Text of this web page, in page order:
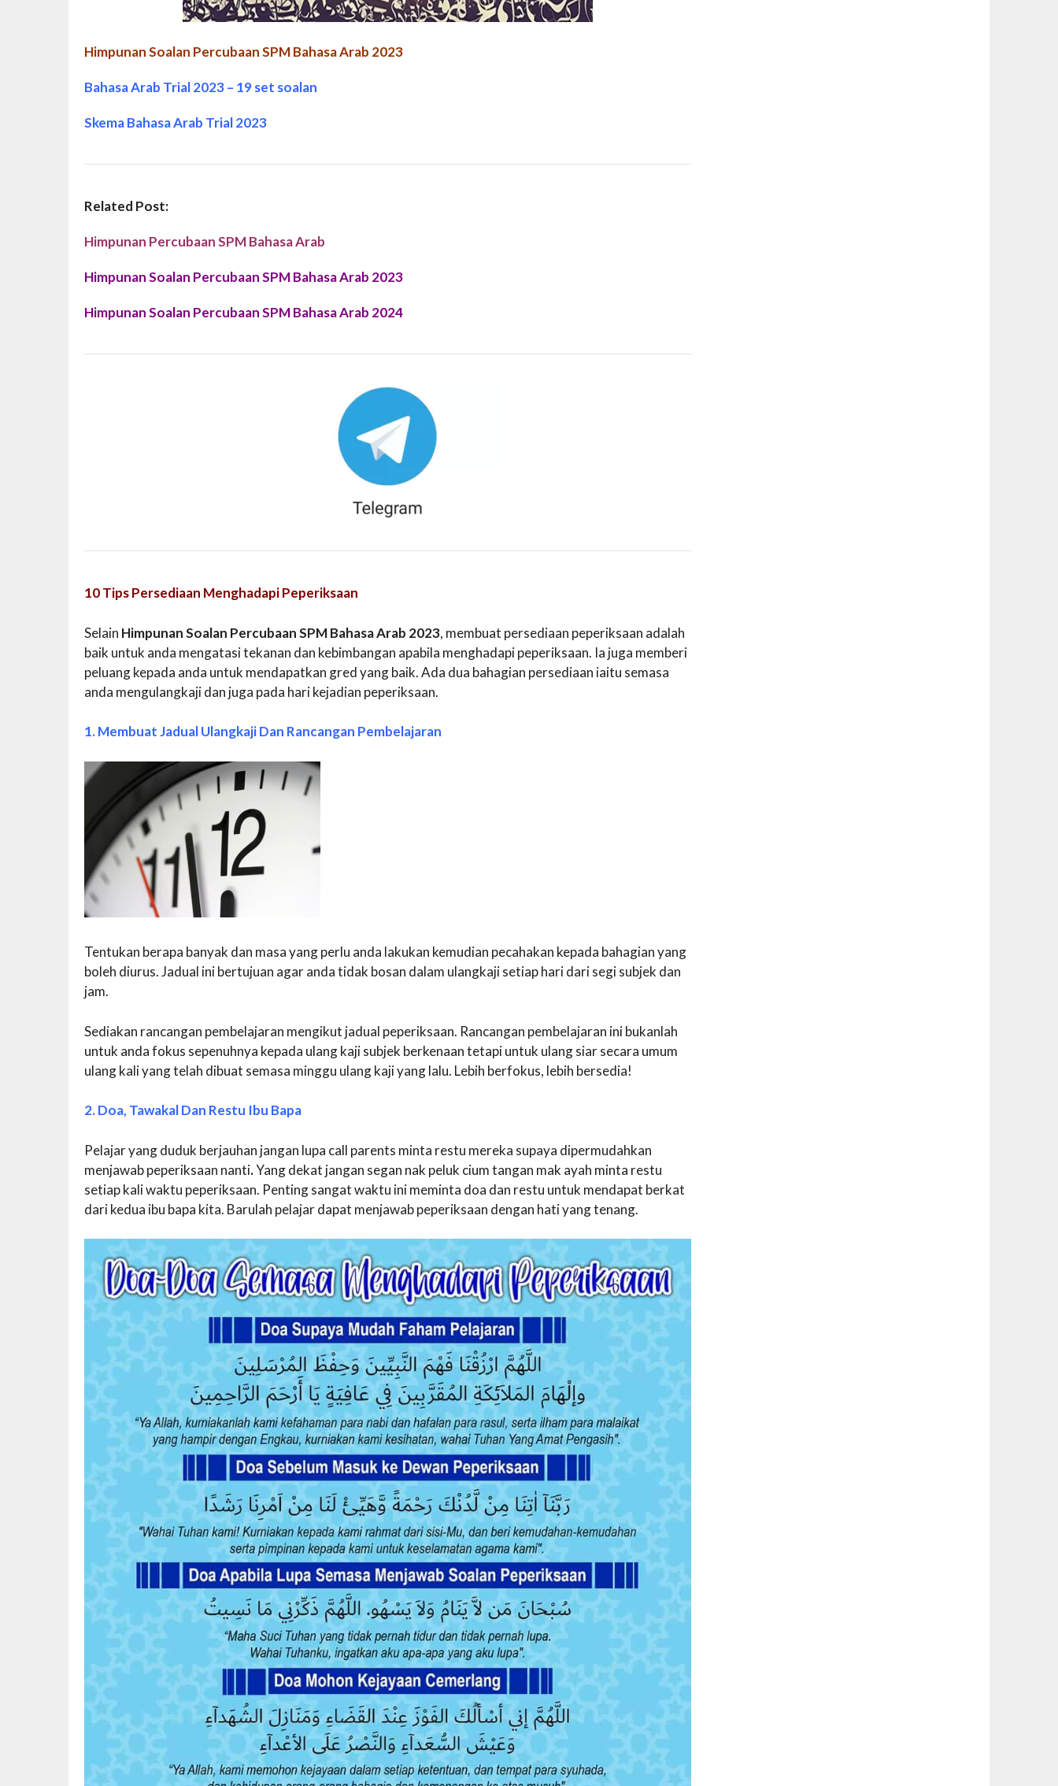
Himpunan Soalan Percubaan SPM Bahasa Arab 2023
Bahasa Arab Trial 2023 – 19 set soalan
Skema Bahasa Arab Trial 2023
Related Post:
Himpunan Percubaan SPM Bahasa Arab
Himpunan Soalan Percubaan SPM Bahasa Arab 2023
Himpunan Soalan Percubaan SPM Bahasa Arab 2024
10 Tips Persediaan Menghadapi Peperiksaan
Selain Himpunan Soalan Percubaan SPM Bahasa Arab 2023, membuat persediaan peperiksaan adalah
baik untuk anda mengatasi tekanan dan kebimbangan apabila menghadapi peperiksaan. Ia juga memberi
peluang kepada anda untuk mendapatkan gred yang baik. Ada dua bahagian persediaan iaitu semasa
anda mengulangkaji dan juga pada hari kejadian peperiksaan.
1. Membuat Jadual Ulangkaji Dan Rancangan Pembelajaran
Tentukan berapa banyak dan masa yang perlu anda lakukan kemudian pecahakan kepada bahagian yang
boleh diurus. Jadual ini bertujuan agar anda tidak bosan dalam ulangkaji setiap hari dari segi subjek dan
jam.
Sediakan rancangan pembelajaran mengikut jadual peperiksaan. Rancangan pembelajaran ini bukanlah
untuk anda fokus sepenuhnya kepada ulang kaji subjek berkenaan tetapi untuk ulang siar secara umum
ulang kali yang telah dibuat semasa minggu ulang kaji yang lalu. Lebih berfokus, lebih bersedia!
2. Doa, Tawakal Dan Restu Ibu Bapa
Pelajar yang duduk berjauhan jangan lupa call parents minta restu mereka supaya dipermudahkan
menjawab peperiksaan nanti.Yang dekat jangan segan nak peluk cium tangan mak ayah minta restu
setiap kali waktu peperiksaan. Penting sangat waktu ini meminta doa dan restu untuk mendapat berkat
dari kedua ibu bapa kita. Barulah pelajar dapat menjawab peperiksaan dengan hati yang tenang.